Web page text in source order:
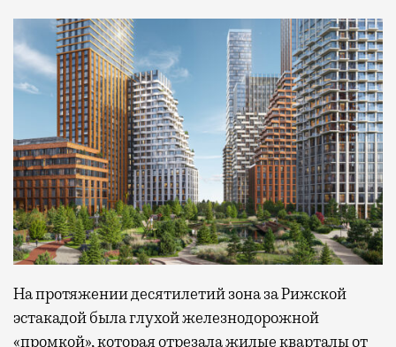
На протяжении десятилетий зона за Рижской
эстакадой была глухой железнодорожной
«промкой», которая отрезала жилые кварталы от